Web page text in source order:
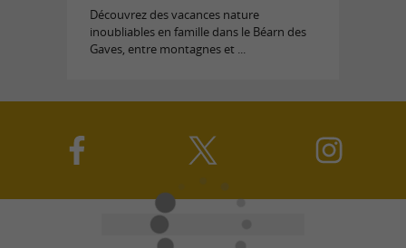
Découvrez des vacances nature
inoubliables en famille dans le Béarn des
Gaves, entre montagnes et ...